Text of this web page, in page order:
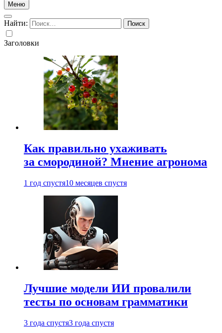
Меню
Найти:
Заголовки
Как правильно ухаживать
за смородиной? Мнение агронома
1 год спустя10 месяцев спустя
Лучшие модели ИИ провалили
тесты по основам грамматики
3 года спустя3 года спустя